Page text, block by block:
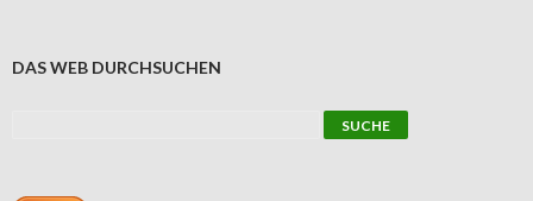
DAS WEB DURCHSUCHEN